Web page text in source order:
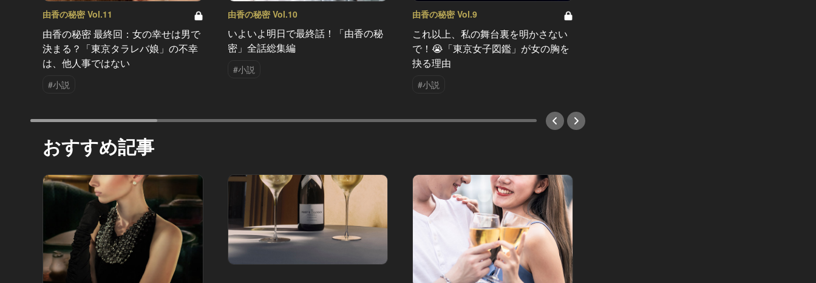
由香の秘密 Vol.11
由香の秘密 最終回：女の幸せは男で
決まる？「東京タラレバ娘」の不幸
は、他人事ではない
#小説
由香の秘密 Vol.10
いよいよ明日で最終話！「由香の秘
密」全話総集編
#小説
由香の秘密 Vol.9
これ以上、私の舞台裏を明かさない
で！😭「東京女子図鑑」が女の胸を
抉る理由
#小説
おすすめ記事